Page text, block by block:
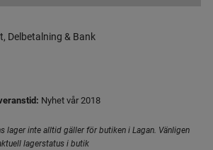
Delbetalning & Bank
Nyhet vår 2018
lager inte alltid gäller för butiken i Lagan. Vänligen
lagerstatus i butik